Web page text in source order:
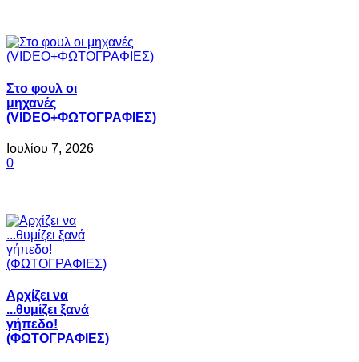
Στο φουλ οι
μηχανές
(VIDEO+ΦΩΤΟΓΡΑΦΙΕΣ)
Ιουλίου 7, 2026
0
Αρχίζει να
...θυμίζει ξανά
γήπεδο!
(ΦΩΤΟΓΡΑΦΙΕΣ)